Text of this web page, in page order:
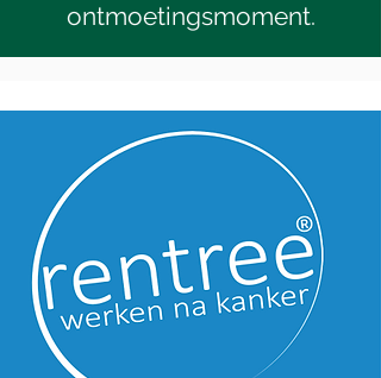
ontmoetingsmoment.